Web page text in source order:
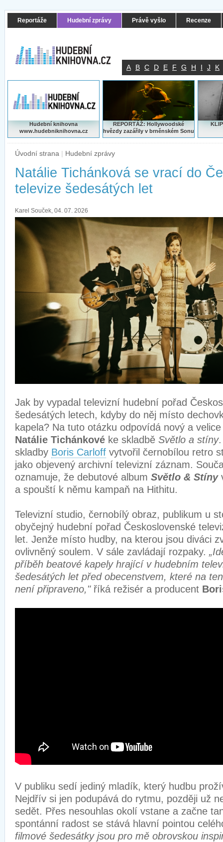
Reportáže Hudební zprávy Právě vyšlo Recenze
A B C D E F G H I J K
Hudební knihovna
www.hudebniknihovna.cz
REPORTÁŽ: Hollywoodské
hvězdy zazářily v brněnském Sonu
Úvodní strana | Hudební zprávy
Natálie Tichánková se vrací do
televize šedesátých let
Karel Souček, 04. 07. 2026
Jak by vypadal televizní hudební pořad
šedesátých letech, kdyby do něj místo
kapela? Na tuto otázku odpovídá nový a
Natálie Tichánkové ke skladbě Světlo a stíny
skladby Boris Carloff vytvořil černobílou retro
jako objevený archivní televizní záznam.
oznamuje, že debutové album Světlo & Stíny
a spouští k němu kampaň na Hithitu.
Televizní studio, černobílý obraz, publikum u
obyčejný hudební pořad Československé
let. Jenže místo hudby, na kterou jsou diváci
ovlivněný soulem. V sále zavládají rozpaky.
příběh beatové kapely hrající v hudebním
šedesátých let před obecenstvem, které na
není připraveno,"říká režisér a producent
V publiku sedí jediný mladík, který hudbu
Nejdřív si jen podupává do rytmu, později už
sedět. Přes nesouhlas okolí vstane a začne
spontánní radost se stává hlavní pointou
filmové šedesátky jsou pro mě obrovskou